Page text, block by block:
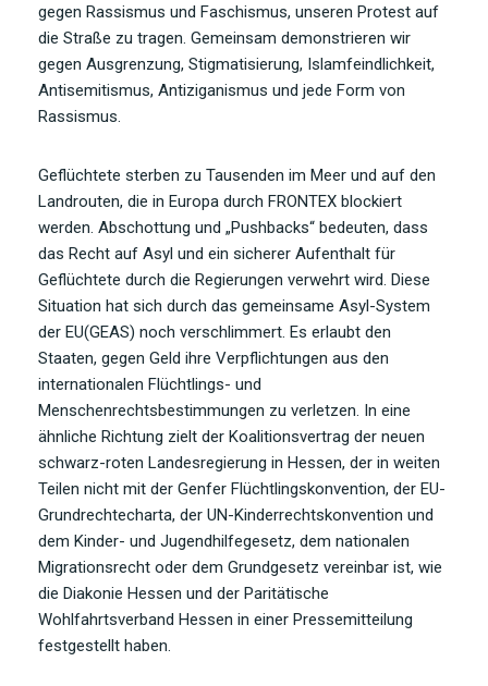
gegen Rassismus und Faschismus, unseren Protest auf
die Straße zu tragen. Gemeinsam demonstrieren wir
gegen Ausgrenzung, Stigmatisierung, Islamfeindlichkeit,
Antisemitismus, Antiziganismus und jede Form von
Rassismus.
Geflüchtete sterben zu Tausenden im Meer und auf den
Landrouten, die in Europa durch FRONTEX blockiert
werden. Abschottung und „Pushbacks“ bedeuten, dass
das Recht auf Asyl und ein sicherer Aufenthalt für
Geflüchtete durch die Regierungen verwehrt wird. Diese
Situation hat sich durch das gemeinsame Asyl-System
der EU(GEAS) noch verschlimmert. Es erlaubt den
Staaten, gegen Geld ihre Verpflichtungen aus den
internationalen Flüchtlings- und
Menschenrechtsbestimmungen zu verletzen. In eine
ähnliche Richtung zielt der Koalitionsvertrag der neuen
schwarz-roten Landesregierung in Hessen, der in weiten
Teilen nicht mit der Genfer Flüchtlingskonvention, der EU-
Grundrechtecharta, der UN-Kinderrechtskonvention und
dem Kinder- und Jugendhilfegesetz, dem nationalen
Migrationsrecht oder dem Grundgesetz vereinbar ist, wie
die Diakonie Hessen und der Paritätische
Wohlfahrtsverband Hessen in einer Pressemitteilung
festgestellt haben.